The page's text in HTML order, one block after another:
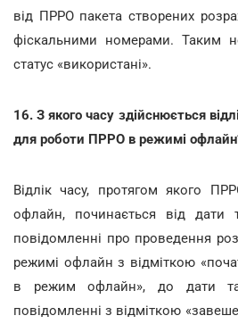
від ПРРО пакета створених
фіскальними номерами. Таким
статус «використані».
16. З якого часу здійснюється
для роботи ПРРО в режимі
Відлік часу, протягом якого
офлайн, починається від дати
повідомленні про проведення
режимі офлайн з відміткою
в режим офлайн», до дати
повідомленні з відміткою